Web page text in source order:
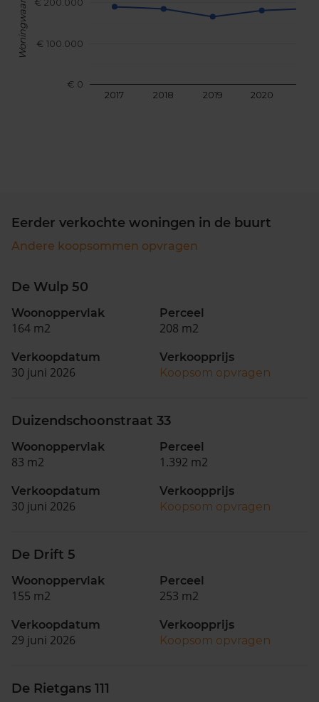
2017 2018 2019 2020
€ 0
€ 100.000
€ 200.000
Woningwaarde
Eerder verkochte woningen in de buurt
Andere koopsommen opvragen
De Wulp 50
Woonoppervlak
164 m2
Perceel
208 m2
Verkoopdatum
30 juni 2026
Verkoopprijs
Koopsom opvragen
Duizendschoonstraat 33
Woonoppervlak
83 m2
Perceel
1.392 m2
Verkoopdatum
30 juni 2026
Verkoopprijs
Koopsom opvragen
De Drift 5
Woonoppervlak
155 m2
Perceel
253 m2
Verkoopdatum
29 juni 2026
Verkoopprijs
Koopsom opvragen
De Rietgans 111